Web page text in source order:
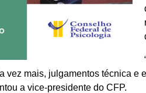
vez mais, julgamentos técnica
a vice-presidente do CFP.